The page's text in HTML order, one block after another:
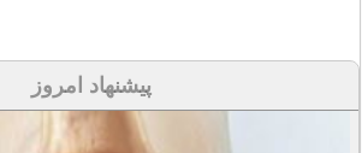
پیشنهاد امروز